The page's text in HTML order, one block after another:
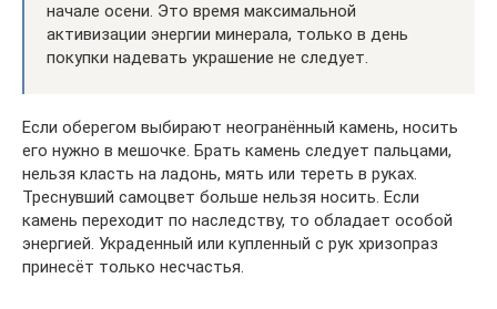
начале осени. Это время максимальной
активизации энергии минерала, только в день
покупки надевать украшение не следует.
Если оберегом выбирают неогранённый камень, носить
его нужно в мешочке. Брать камень следует пальцами,
нельзя класть на ладонь, мять или тереть в руках.
Треснувший самоцвет больше нельзя носить. Если
камень переходит по наследству, то обладает особой
энергией. Украденный или купленный с рук хризопраз
принесёт только несчастья.